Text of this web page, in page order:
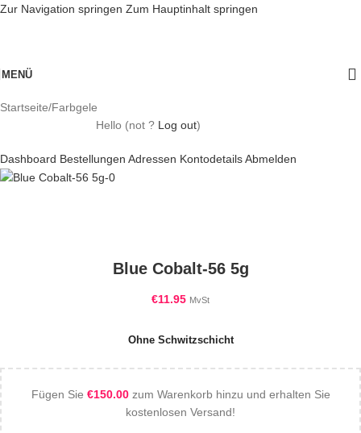
Zur Navigation springen Zum Hauptinhalt springen
MENÜ
Startseite/Farbgele
Hello (not ? Log out)
Dashboard Bestellungen Adressen KontodetailsAbmelden
Blue Cobalt-56 5g
€11.95 MvSt
Ohne Schwitzschicht
Fügen Sie €150.00zum Warenkorb hinzu und erhalten Sie
kostenlosen Versand!